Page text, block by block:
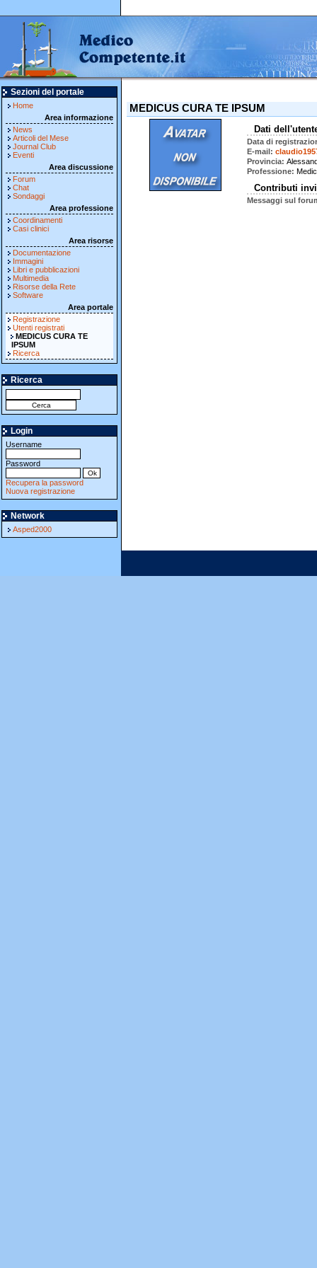
Sezioni del portale
Home
Area informazione
News
Articoli del Mese
Journal Club
Eventi
Area discussione
Forum
Chat
Sondaggi
Area professione
Coordinamenti
Casi clinici
Area risorse
Documentazione
Immagini
Libri e pubblicazioni
Multimedia
Risorse della Rete
Software
Area portale
Registrazione
Utenti registrati
MEDICUS CURA TE
IPSUM
Ricerca
Ricerca
Login
Username
Password
Recupera la password
Nuova registrazione
Network
Asped2000
MEDICUS CURA TE IPSUM
Dati
Data di
E-mail
Provincia
Professione
Contributi
Messaggi sul